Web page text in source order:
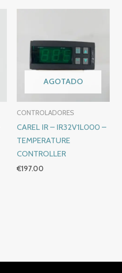
AGOTADO
CONTROLADORES
CAREL IR – IR32V1L000 –
TEMPERATURE
CONTROLLER
€197.00